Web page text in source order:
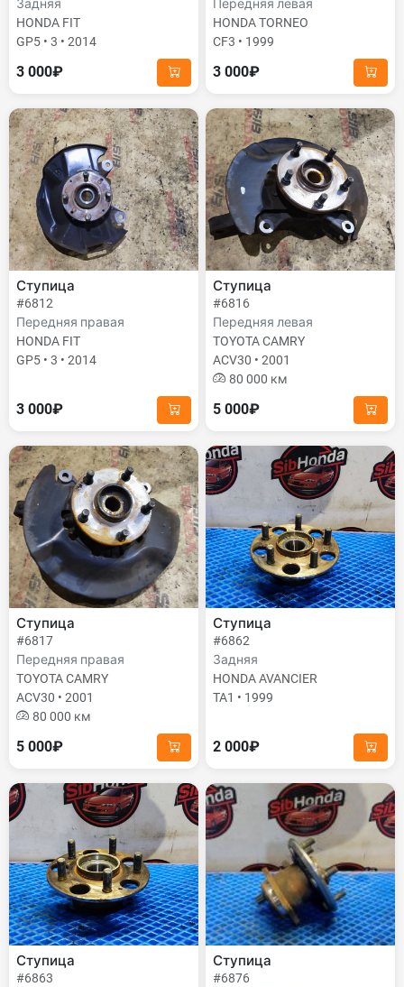
Задняя
HONDA FIT
GP5 • 3 • 2014
3 000₽
Передняя левая
HONDA TORNEO
CF3 • 1999
3 000₽
Ступица
#6812
Передняя правая
HONDA FIT
GP5 • 3 • 2014
3 000₽
Ступица
#6816
Передняя левая
TOYOTA CAMRY
ACV30 • 2001
80 000 км
5 000₽
Ступица
#6817
Передняя правая
TOYOTA CAMRY
ACV30 • 2001
80 000 км
5 000₽
Ступица
#6862
Задняя
HONDA AVANCIER
TA1 • 1999
2 000₽
Ступица
#6863
Ступица
#6876